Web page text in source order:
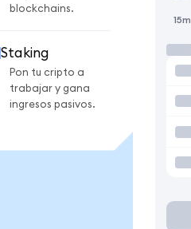
blockchains.
Staking
Pon tu cripto a
trabajar y gana
ingresos pasivos.
15m